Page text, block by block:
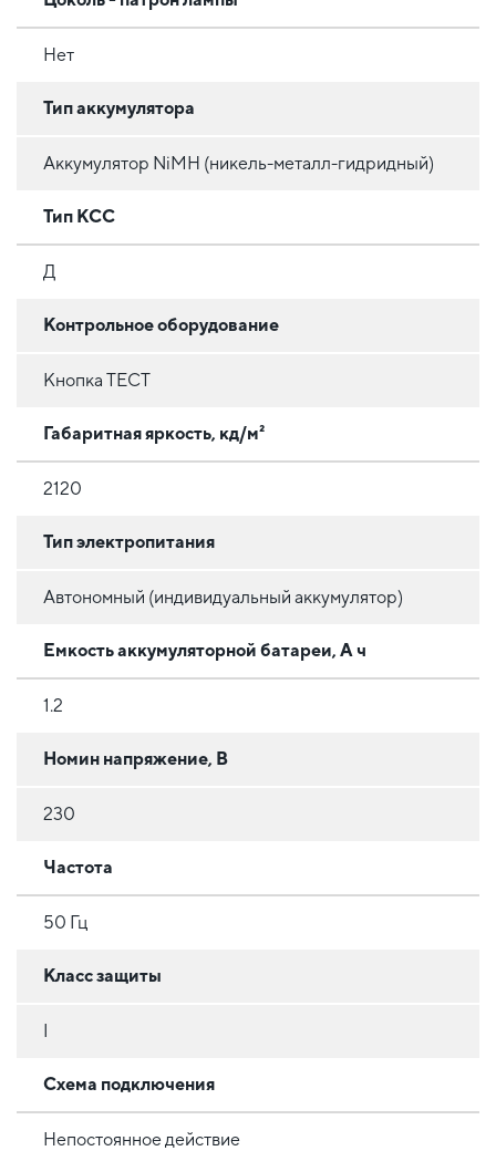
Нет
Тип аккумулятора
Аккумулятор NiMH (никель-металл-гидридный)
Тип КСС
Д
Контрольное оборудование
Кнопка ТЕСТ
Габаритная яркость, кд/м²
2120
Тип электропитания
Автономный (индивидуальный аккумулятор)
Емкость аккумуляторной батареи, А ч
1.2
Номин напряжение, В
230
Частота
50 Гц
Класс защиты
I
Схема подключения
Непостоянное действие